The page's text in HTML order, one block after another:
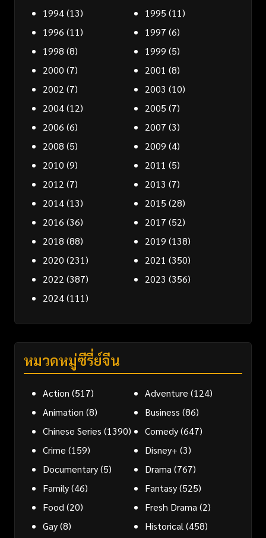
1994(13) 1995 (11)
1996 (11) 1997 (6)
1998 (8) 1999 (5)
2000 (7) 2001 (8)
2002 (7) 2003 (10)
2004(12) 2005 (7)
2006 (6) 2007 (3)
2008 (5) 2009 (4)
2010 (9) 2011 (5)
2012 (7) 2013 (7)
2014(13) 2015 (28)
2016 (36) 2017 (52)
2018 (88) 2019 (138)
2020 (231) 2021 (350)
2022 (387) 2023 (356)
2024(111)
หมวดหมู่ซีรี่ย์จีน
Action (517) Adventure (124)
Animation (8) Business (86)
Chinese Series (1390) Comedy(647)
Crime (159) Disney+ (3)
Documentary(5) Drama(767)
Family(46) Fantasy(525)
Food(20) Fresh Drama(2)
Gay(8) Historical(458)